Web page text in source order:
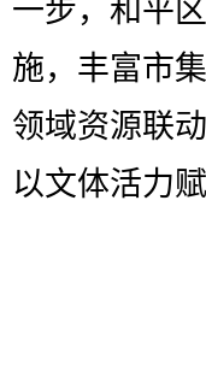
一步，和平
施，丰富市
领域资源联
以文体活力